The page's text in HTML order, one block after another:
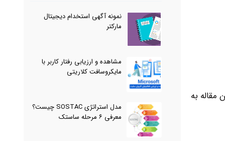
مقاله به
نمونه آگهی استخدام دیجیتال
مارکتر
مشاهده و ارزیابی رفتار کاربر با
مایکروسافت کلاریتی
مدل استراتژی SOSTAC چیست؟
معرفی ۶ مرحله ساستک